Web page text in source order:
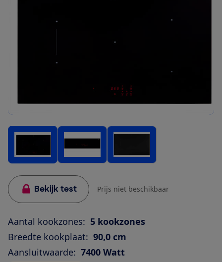
Bekijk test Prijs niet beschikbaar
Aantal kookzones: 5 kookzones
Breedte kookplaat: 90,0 cm
Aansluitwaarde: 7400 Watt